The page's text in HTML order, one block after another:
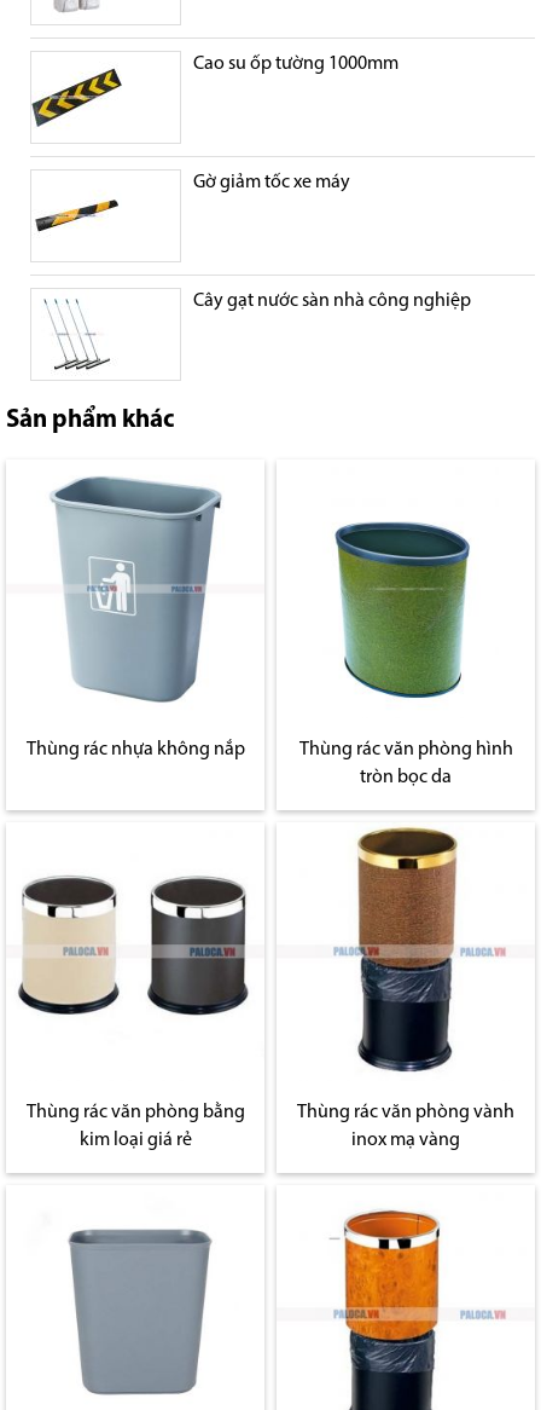
Cao su ốp tường 1000mm
Gờ giảm tốc xe máy
Cây gạt nước sàn nhà công nghiệp
Sản phẩm khác
Thùng rác nhựa không nắp
Thùng rác văn phòng hình
tròn bọc da
Thùng rác văn phòng bằng
kim loại giá rẻ
Thùng rác văn phòng vành
inox mạ vàng